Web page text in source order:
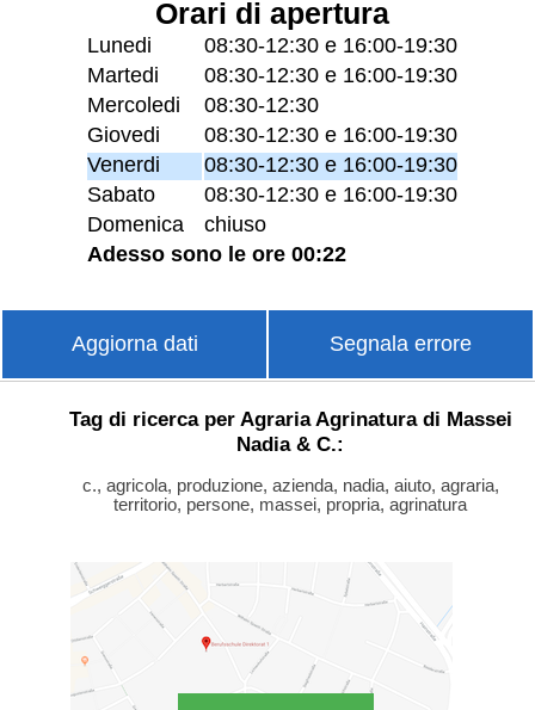
Orari di apertura
Lunedi
08:30-12:30 e 16:00-19:30
Martedi
08:30-12:30 e 16:00-19:30
Mercoledi
08:30-12:30
Giovedi
08:30-12:30 e 16:00-19:30
Venerdi
08:30-12:30 e 16:00-19:30
Sabato
08:30-12:30 e 16:00-19:30
Domenica
chiuso
Adesso sono le ore 00:22
Aggiorna dati Segnala errore
Tag di ricerca per Agraria Agrinatura di Massei
Nadia & C.:
c., agricola, produzione, azienda, nadia, aiuto, agraria,
territorio, persone, massei, propria, agrinatura